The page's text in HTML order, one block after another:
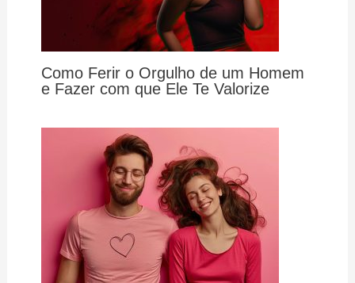
Como Ferir o Orgulho de um Homem
e Fazer com que Ele Te Valorize